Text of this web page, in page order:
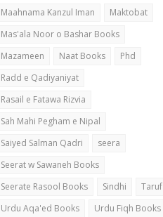
Maahnama Kanzul Iman
Maktobat
Mas'ala Noor o Bashar Books
Mazameen
Naat Books
Phd
Radd e Qadiyaniyat
Rasail e Fatawa Rizvia
Sah Mahi Pegham e Nipal
Saiyed Salman Qadri
seera
Seerat w Sawaneh Books
Seerate Rasool Books
Sindhi
Taruf
Urdu Aqa'ed Books
Urdu Fiqh Books